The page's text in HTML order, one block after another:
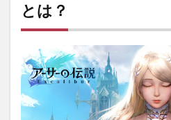
1.1
超迫
バト
ルシ
ーン
スケ
とは？